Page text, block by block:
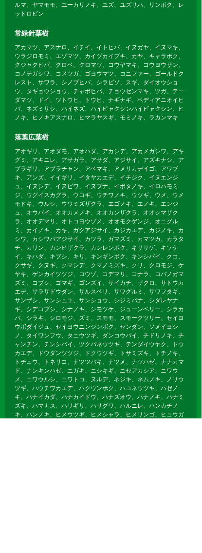
ルマ、ヤマモモ、ユーカリノキ、ユズ、ユズリハ、リンボク、レ
ッドロビン
常緑針葉樹
アカマツ、アスナロ、イチイ、イトヒバ、イヌガヤ、イヌマキ、
ウラジロモミ、エゾマツ、カイヅカイブキ、カヤ、キャラボク、
クジャクヒバ、クロベ、クロマツ、コウヤマキ、コウヨウザン、
コノテガシワ、コメツガ、ゴヨウマツ、コニファー、ゴールドク
レスト、サワラ、シノブヒバ、シラビソ、スギ、ダイオウショ
ウ、タギョウショウ、チャボヒバ、チョウセンマキ、ツガ、テー
ダマツ、ドイ、ツトウヒ、トウヒ、ナギナギ、ペディアニオイヒ
バ、ネズミサシ、ハイネズ、ハイビャクシンハイビャクシン、ヒ
ノキ、ヒノキアスナロ、ヒマラヤスギ、モミノキ、ラカンマキ
落葉広葉樹
アオギリ、アオダモ、アオハダ、アカシデ、アカメガシワ、アキ
グミ、アキニレ、アサガラ、アサダ、アジサイ、アズキナシ、ア
ブラギリ、アブラチャン、アベマキ、アメリカデイゴ、アワブ
キ、アンズ、イイギリ、イタヤカエデ、イチジク、イヌエンジ
ュ、イヌシデ、イヌビワ、イヌブナ、イボタノキ、イロハモミ
ジ、ウグイスカグラ、ウコギ、ウチワノキ、ウツギ、ウメ、ウメ
モドキ、ウルシ、ウワミズザクラ、エゴノキ、エノキ、エンジ
ュ、オウバイ、オオカメノキ、オオカンザクラ、オオシマザク
ラ、オオデマリ、オトコヨウゾメ、オオモクゲンジ、オニグル
ミ、カイノキ、カキ、ガクアジサイ、カジカエデ、カジノキ、カ
シワ、カシワバアジサイ、カツラ、ガマズミ、カマツカ、カラタ
チ、カリン、カンヒザクラ、カンレンボク、キササゲ、キソケ
イ、キハダ、キブシ、キリ、キンギンボク、キンシバイ、クコ、
クサギ、クヌギ、クマシデ、クマノミズキ、クリ、クロモジ、ケ
ヤキ、ゲンカイツツジ、コウゾ、コデマリ、コナラ、コバノガマ
ズミ、コブシ、ゴマギ、ゴンズイ、サイカチ、ザクロ、サトウカ
エデ、サラサドウダン、サルスベリ、サワグルミ、サワフタギ、
サンザシ、サンシュユ、サンショウ、シジミバナ、シダレヤナ
ギ、シデコブシ、シナノキ、シモツケ、ジューンベリー、シラカ
バ、シラキ、シロモジ、ズミ、スモモ、スモークツリー、セイヨ
ウボダイジュ、セイヨウニンジンボク、センダン、ソメイヨシ
ノ、タイワンフウ、タニウツギ、ダンコウバイ、チドリノキ、チ
ャンチン、チンシバイ、ツクバネウツギ、テンダイウヤク、トウ
カエデ、ドウダンツツジ、ドクウツギ、トサミズキ、トチノキ、
トチュウ、トネリコ、ナツツバキ、ナツメ、ナツハゼ、ナナカマ
ド、ナンキンハゼ、ニガキ、ニシキギ、ニセアカシア、ニワウ
メ、ニワウルシ、ニワトコ、ヌルデ、ネジキ、ネムノキ、ノリウ
ツギ、ハウチワカエデ、ハクウンボク、ハコネウツギ、ハゼノ
キ、ハナイカダ、ハナカイドウ、ハナズオウ、ハナノキ、ハナミ
ズキ、ハマナス、ハリギリ、ハリグワ、ハルニレ、ハンカチノ
キ、ハンノキ、ヒメウツギ、ヒメシャラ、ヒメリンゴ、ヒュウガ